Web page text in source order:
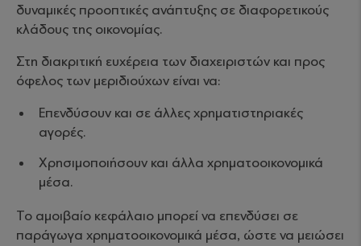
δυναμικές προοπτικές ανάπτυξης σε διαφορετικούς
κλάδους της οικονομίας.
Στη διακριτική ευχέρεια των διαχειριστών και προς
όφελος των μεριδιούχων είναι να:
Επενδύσουν και σε άλλες χρηματιστηριακές
αγορές.
Χρησιμοποιήσουν και άλλα χρηματοοικονομικά
μέσα.
Το αμοιβαίο κεφάλαιο μπορεί να επενδύσει σε
παράγωγα χρηματοοικονομικά μέσα, ώστε να μειώσει